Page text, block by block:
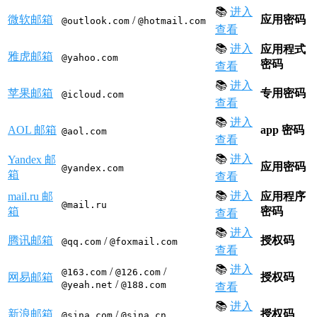
微软邮箱 @outlook.com / @hotmail.com
📚 进入
查看
应用密码
雅虎邮箱 @yahoo.com
📚 进入
查看
应用程式
密码
苹果邮箱 @icloud.com
📚 进入
查看
专用密码
AOL 邮箱 @aol.com
📚 进入
查看
app 密码
Yandex 邮
箱
@yandex.com
📚 进入
查看
应用密码
mail.ru 邮
箱
@mail.ru
📚 进入
查看
应用程序
密码
腾讯邮箱 @qq.com / @foxmail.com
📚 进入
查看
授权码
网易邮箱 @163.com / @126.com /
@yeah.net / @188.com
📚 进入
查看
授权码
新浪邮箱
📚 进入
授权码